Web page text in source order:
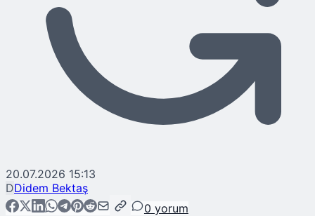
20.07.2026 15:13
DDidem Bektaş
0 yorum